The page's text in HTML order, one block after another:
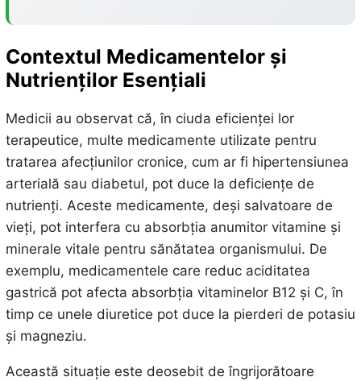
Contextul Medicamentelor și
Nutrienților Esențiali
Medicii au observat că, în ciuda eficienței lor
terapeutice, multe medicamente utilizate pentru
tratarea afecțiunilor cronice, cum ar fi hipertensiunea
arterială sau diabetul, pot duce la deficiențe de
nutrienți. Aceste medicamente, deși salvatoare de
vieți, pot interfera cu absorbția anumitor vitamine și
minerale vitale pentru sănătatea organismului. De
exemplu, medicamentele care reduc aciditatea
gastrică pot afecta absorbția vitaminelor B12 și C, în
timp ce unele diuretice pot duce la pierderi de potasiu
și magneziu.
Această situație este deosebit de îngrijorătoare